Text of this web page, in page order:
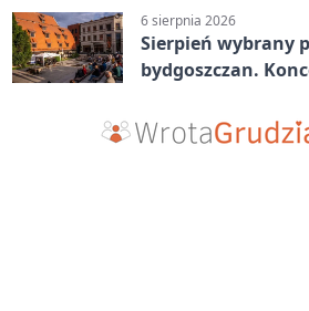
6 sierpnia 2026
Sierpień wybrany
bydgoszczan.